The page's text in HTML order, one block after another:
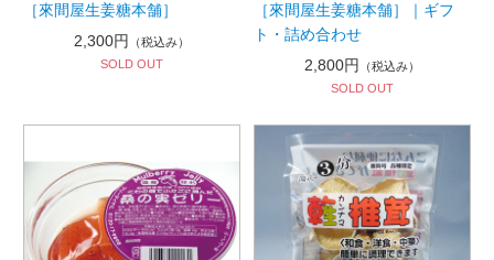
［來間屋生姜糖本舗］
2,300円
（税込み）
SOLD OUT
［來間屋生姜糖本舗］｜ギフ
ト・詰め合わせ
2,800円
（税込み）
SOLD OUT